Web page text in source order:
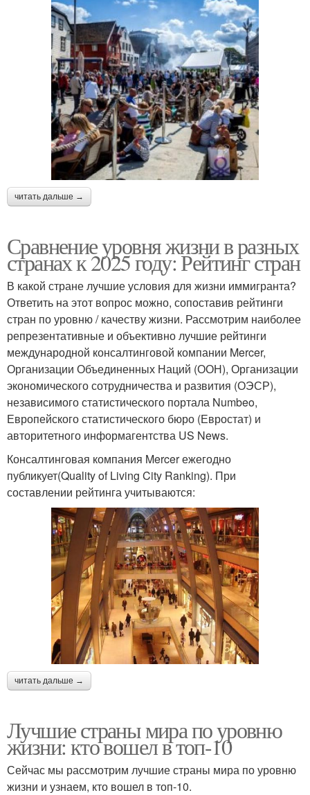
читать дальше →
Сравнение уровня жизни в разных
странах к 2025 году: Рейтинг стран
В какой стране лучшие условия для жизни иммигранта?
Ответить на этот вопрос можно, сопоставив рейтинги
стран по уровню / качеству жизни. Рассмотрим наиболее
репрезентативные и объективно лучшие рейтинги
международной консалтинговой компании Mercer,
Организации Объединенных Наций (ООН), Организации
экономического сотрудничества и развития (ОЭСР),
независимого статистического портала Numbeo,
Европейского статистического бюро (Евростат) и
авторитетного информагентства US News.
Консалтинговая компания Mercer ежегодно
публикует(Quality of Living City Ranking). При
составлении рейтинга учитываются:
читать дальше →
Лучшие страны мира по уровню
жизни: кто вошел в топ-10
Сейчас мы рассмотрим лучшие страны мира по уровню
жизни и узнаем, кто вошел в топ-10.